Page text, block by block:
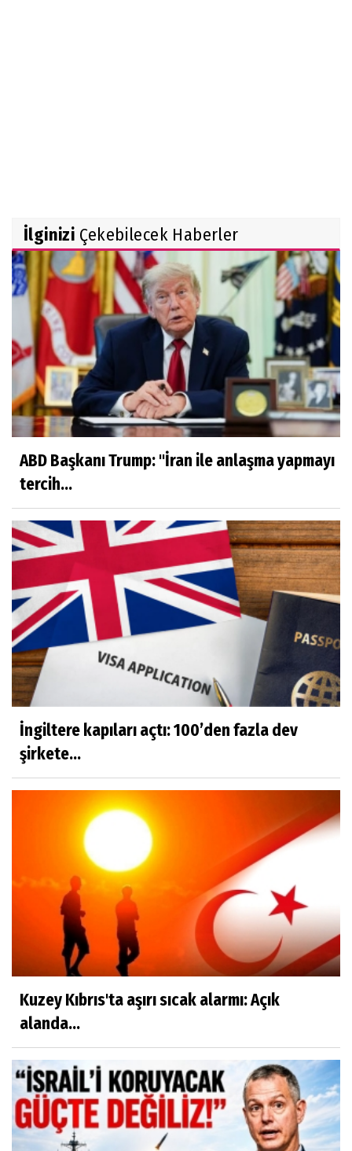
İlginizi Çekebilecek Haberler
ABD Başkanı Trump: "İran ile anlaşma yapmayı
tercih...
İngiltere kapıları açtı: 100’den fazla dev
şirkete...
Kuzey Kıbrıs'ta aşırı sıcak alarmı: Açık
alanda...